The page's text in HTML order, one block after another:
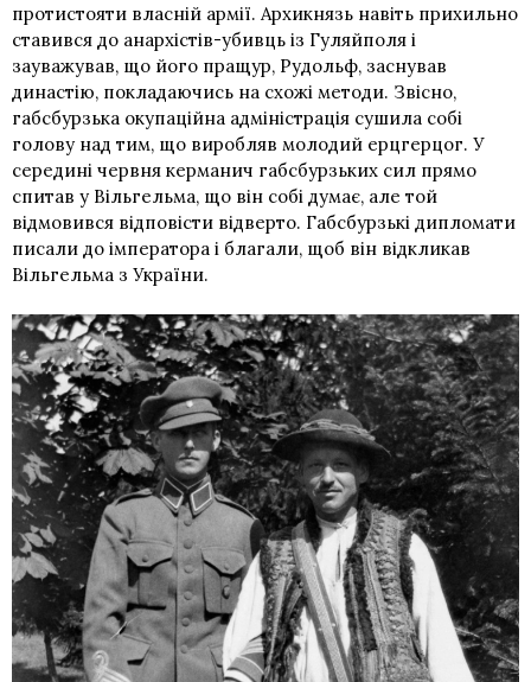
протистояти власній армії. Архикнязь навіть прихильно
ставився до анархістів-убивць із Гуляйполя і
зауважував, що його пращур, Рудольф, заснував
династію, покладаючись на схожі методи. Звісно,
габсбурзька окупаційна адміністрація сушила собі
голову над тим, що виробляв молодий ерцгерцог. У
середині червня керманич габсбурзьких сил прямо
спитав у Вільгельма, що він собі думає, але той
відмовився відповісти відверто. Габсбурзькі дипломати
писали до імператора і благали, щоб він відкликав
Вільгельма з України.